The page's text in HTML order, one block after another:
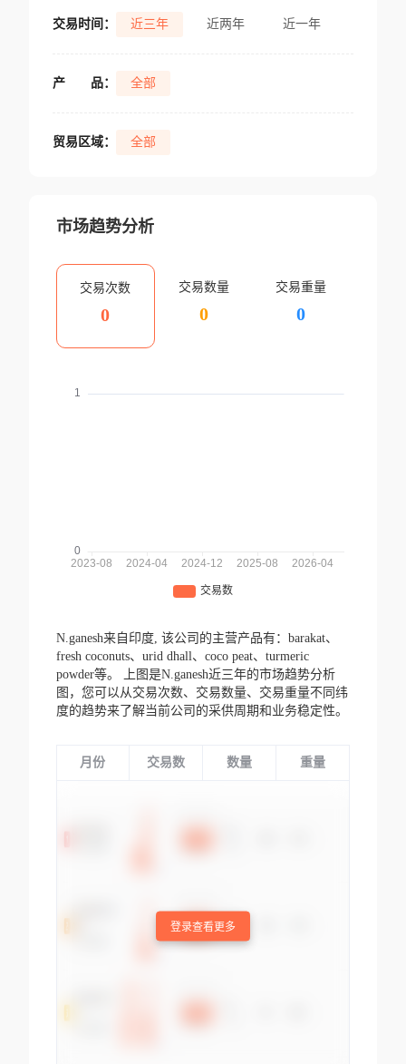
交易时间： 近三年 近两年 近一年
产 品： 全部
贸易区域： 全部
市场趋势分析
交易次数
0
交易数量
0
交易重量
0
N.ganesh来自印度, 该公司的主营产品有：barakat、
fresh coconuts、urid dhall、coco peat、turmeric
powder等。
上图是N.ganesh近三年的市场趋势分析
图，您可以从交易次数、交易数量、交易重量不同纬
度的趋势来了解当前公司的采供周期和业务稳定性。
月份 交易数 数量 重量
登录查看更多